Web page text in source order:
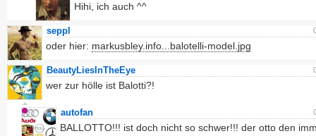
Hihi, ich auch ^^
seppl
oder hier: markusbley.info...balotelli-model.jpg
BeautyLiesInTheEye
wer zur hölle ist Balotti?!
autofan
BALLOTTO!!! ist doch nicht so schwer!!! der otto den